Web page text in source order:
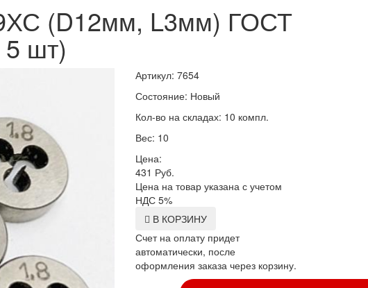
(D12мм, L3мм) ГОСТ
5 шт)
Артикул: 7654
Состояние: Новый
Кол-во на складах: 10 компл.
Вес: 10
Цена:
431 Руб.
Цена на товар указана с учетом
НДС 5%
В КОРЗИНУ
Счет на оплату придет
автоматически, после
оформления заказа через корзину.